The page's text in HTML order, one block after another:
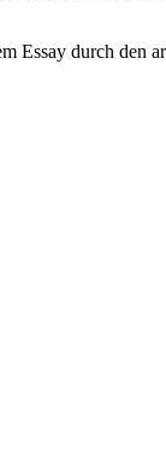
Essay durch den